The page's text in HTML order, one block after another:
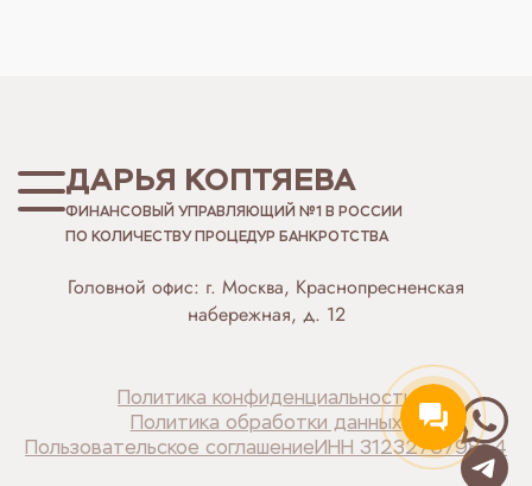
ДАРЬЯ КОПТЯЕВА
ФИНАНСОВЫЙ УПРАВЛЯЮЩИЙ №1 В РОССИИ
ПО КОЛИЧЕСТВУ ПРОЦЕДУР БАНКРОТСТВА
Головной офис: г. Москва, Краснопресненская
набережная, д. 12
Политика конфиденциальности
Политика обработки данных
Пользовательское соглашениеИНН 312327679854